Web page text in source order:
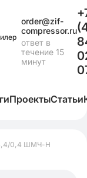
order@zif-
compressor.ru
ответ в
течение 15
минут
ПроектыСтатьи
0,4 ШМЧ-Н